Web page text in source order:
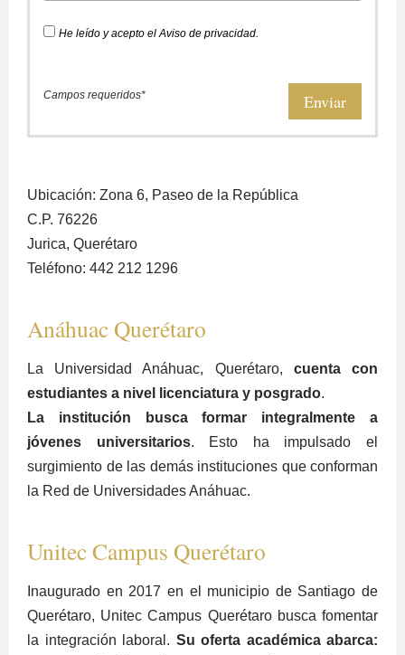
He leído y acepto elAviso de privacidad.
Enviar
Campos requeridos*
Ubicación: Zona 6, Paseo de la República
C.P. 76226
Jurica, Querétaro
Teléfono: 442 212 1296
Anáhuac Querétaro
La Universidad Anáhuac, Querétaro, cuenta con
estudiantes a nivel licenciatura y posgrado.
La institución busca formar integralmente a
jóvenes universitarios. Esto ha impulsado el
surgimiento de las demás instituciones que conforman
la Red de Universidades Anáhuac.
Unitec Campus Querétaro
Inaugurado en 2017 en el municipio de Santiago de
Querétaro, Unitec Campus Querétaro busca fomentar
la integración laboral. Su oferta académica abarca: